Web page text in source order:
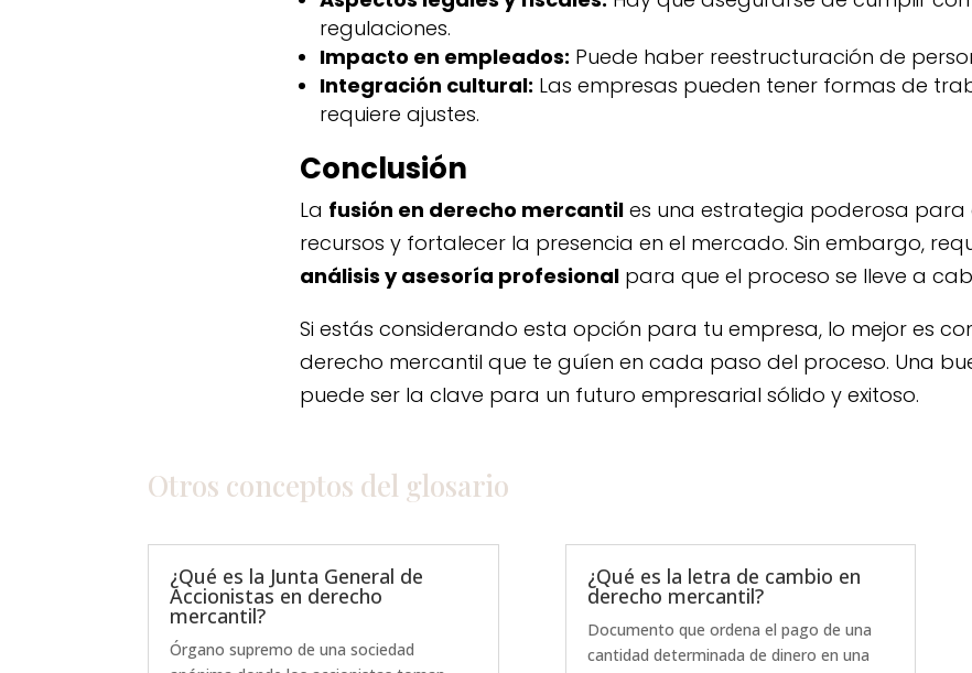
regulaciones.
Impacto en empleados: Puede haber reestructuración de
Integración cultural: Las empresas pueden tener formas de
requiere ajustes.
Conclusión
La fusión en derecho mercantil es una estrategia poderosa para
recursos y fortalecer la presencia en el mercado. Sin embargo,
análisis y asesoría profesional para que el proceso se lleve a
Si estás considerando esta opción para tu empresa, lo mejor es
derecho mercantil que te guíen en cada paso del proceso. Una
puede ser la clave para un futuro empresarial sólido y exitoso.
Otros conceptos del glosario
¿Qué es la Junta General de
Accionistas en derecho
mercantil?
Órgano supremo de una sociedad
¿Qué es la letra de cambio en
derecho mercantil?
Documento que ordena el pago de una
cantidad determinada de dinero en una